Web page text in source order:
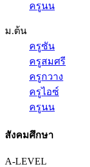
ครูนน
ม.ต้น
ครูซัน
ครูสมศรี
ครูกวาง
ครูไอซ์
ครูนน
สังคมศึกษา
A-LEVEL